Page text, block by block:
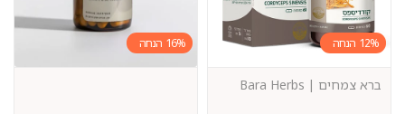
12%
ברא צמחים | Bara Herbs
16%